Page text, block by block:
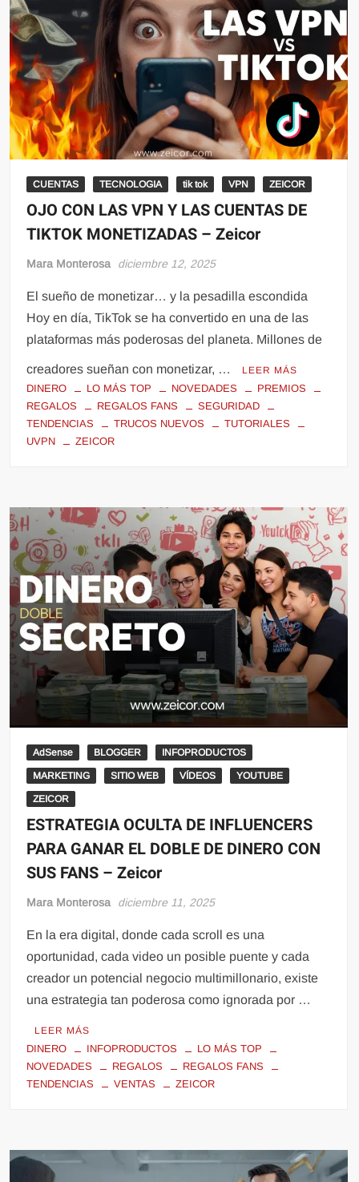
CUENTAS TECNOLOGIA tik tok VPN ZEICOR
OJO CON LAS VPN Y LAS CUENTAS DE
TIKTOK MONETIZADAS – Zeicor
Mara Monterosa diciembre 12, 2025
El sueño de monetizar… y la pesadilla escondida
Hoy en día, TikTok se ha convertido en una de las
plataformas más poderosas del planeta. Millones de
creadores sueñan con monetizar, … LEER MÁS
DINERO LO MÁS TOP NOVEDADES
PREMIOS
REGALOS
REGALOS FANS
SEGURIDAD
TENDENCIAS
TRUCOS NUEVOS
TUTORIALES
UVPN
ZEICOR
AdSense BLOGGER INFOPRODUCTOS
MARKETING SITIO WEB VÍDEOS YOUTUBE
ZEICOR
ESTRATEGIA OCULTA DE INFLUENCERS
PARA GANAR EL DOBLE DE DINERO CON
SUS FANS – Zeicor
Mara Monterosa diciembre 11, 2025
En la era digital, donde cada scroll es una
oportunidad, cada video un posible puente y cada
creador un potencial negocio multimillonario, existe
una estrategia tan poderosa como ignorada por …
LEER MÁS
DINERO INFOPRODUCTOS
LO MÁS TOP
NOVEDADES
REGALOS
REGALOS FANS
TENDENCIAS
VENTAS ZEICOR